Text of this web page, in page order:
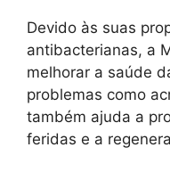
Devido às suas
antibacterianas, a
melhorar a saúde
problemas como
também ajuda a
feridas e a